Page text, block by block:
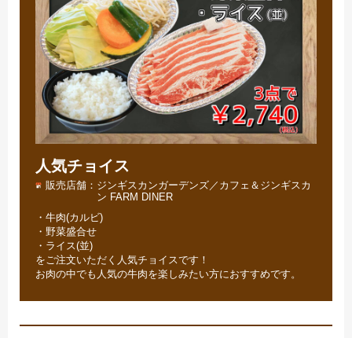
人気チョイス
販売店舗
ジンギスカンガーデンズ／カフェ＆ジンギスカ
ン FARM DINER
・牛肉(カルビ)
・野菜盛合せ
・ライス(並)
をご注文いただく人気チョイスです！
お肉の中でも人気の牛肉を楽しみたい方におすすめです。